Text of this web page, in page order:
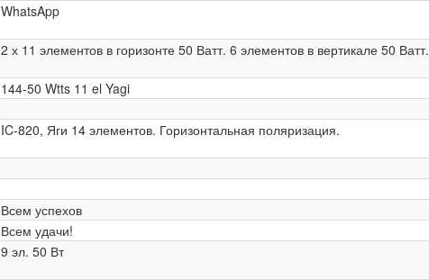
WhatsApp
2 х 11 элементов в горизонте 50 Ватт. 6 элементов в вертикале 50 Ватт.
144-50 Wtts 11 el Yagi
IC-820, Яги 14 элементов. Горизонтальная поляризация.
Всем успехов
Всем удачи!
9 эл. 50 Вт